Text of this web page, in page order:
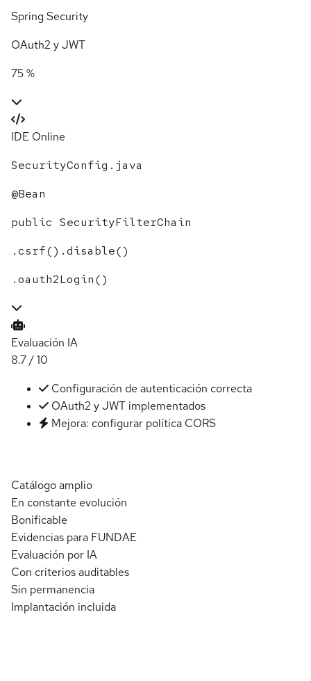
Spring Security
OAuth2 y JWT
75 %
IDE Online
SecurityConfig.java
@Bean
public SecurityFilterChain
.csrf().disable()
.oauth2Login()
Evaluación IA
8.7/ 10
Configuración de autenticación correcta
OAuth2 y JWT implementados
Mejora: configurar política CORS
Catálogo amplio
En constante evolución
Bonificable
Evidencias para FUNDAE
Evaluación por IA
Con criterios auditables
Sin permanencia
Implantación incluida